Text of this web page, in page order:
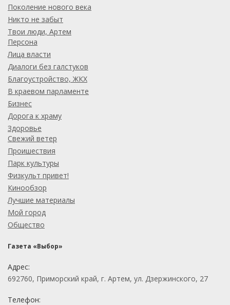
Поколение нового века
Никто не забыт
Твои люди, Артем
Персона
Лица власти
Диалоги без галстуков
Благоустройство, ЖКХ
В краевом парламенте
Бизнес
Дорога к храму
Здоровье
Свежий ветер
Проишествия
Парк культуры
Физкульт привет!
Кинообзор
Лучшие материалы
Мой город
Общество
Газета «Выбор»
Адрес:
692760, Приморский край, г. Артем, ул. Дзержинского, 27
Телефон: